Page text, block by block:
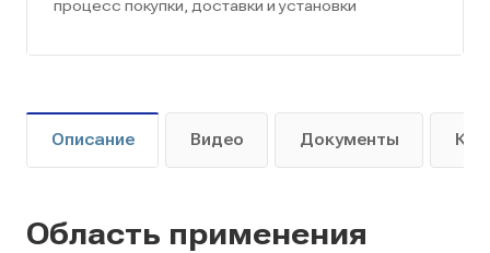
процесс покупки, доставки и установки
Описание Видео Документы Как
Область применения